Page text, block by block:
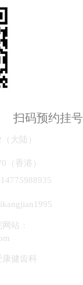
扫码预约挂号
（大陆）
（香港）
站：
健齿科